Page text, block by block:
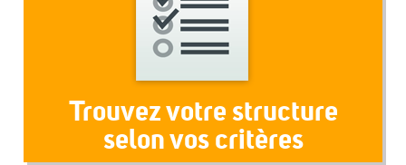
Trouvez votre structure
selon vos critères